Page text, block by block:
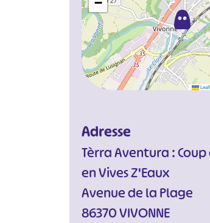
Adresse
Tèrra Aventura :
en Vives Z'Eaux
Avenue de la Plage
86370 VIVONNE